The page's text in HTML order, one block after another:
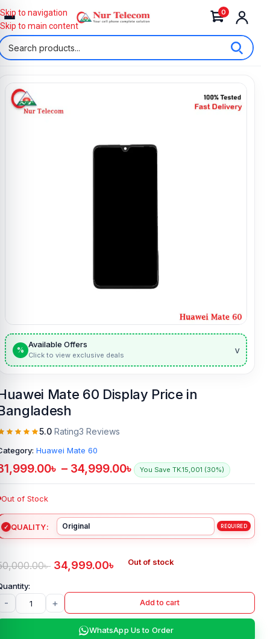
0
Skip to navigation
Skip to main content
%
Available Offers
Click to view exclusive deals v
Mate 60 Display Price in
5.0 Rating3 Reviews
Huawei Mate 60
৳ – 34,999.00৳ You Save TK.15,001 (30%)
Out of Stock
QUALITY
৳ 34,999.00৳ Out of stock
- + Add to cart
WhatsApp Us to Order